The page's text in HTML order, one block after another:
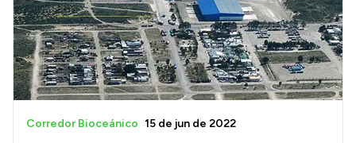
Corredor Bioceánico 15 de jun de 2022